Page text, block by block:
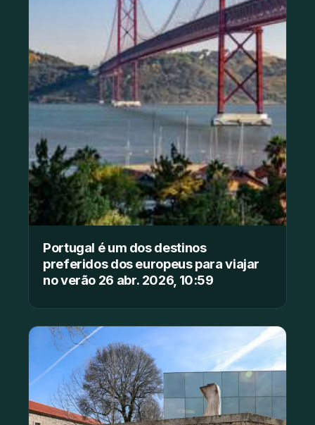
Portugal é um dos destinos
preferidos dos europeus para viajar
no verão 26 abr. 2026, 10:59